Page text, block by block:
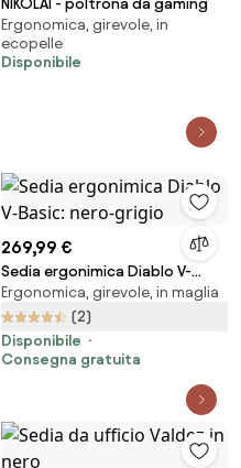
NIKOLAI - poltrona da gaming
Ergonomica, girevole, in
ecopelle
Disponibile
269,99 €
Sedia ergonimica Diablo V-
Basic: nero-grigio
Ergonomica, girevole, in maglia
(2)
Disponibile
Consegna gratuita